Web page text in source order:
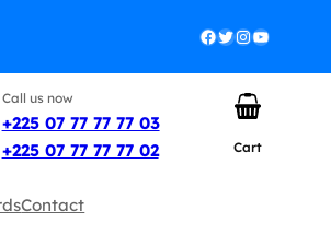
Facebook Twitter InstagramYouTube
Call us now
+225 07 77 77 77 03
+225 07 77 77 77 02
Cart
Contact